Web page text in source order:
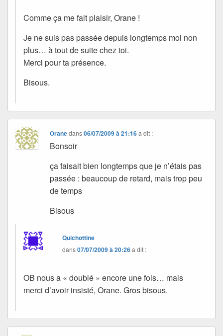
Comme ça me fait plaisir, Orane !
Je ne suis pas passée depuis longtemps moi non
plus… à tout de suite chez toi.
Merci pour ta présence.
Bisous.
Oranedans06/07/2009 à 21:16 a dit :
Bonsoir
ça faisait bien longtemps que je n’étais pas
passée : beaucoup de retard, mais trop peu
de temps
Bisous
Quichottine
dans07/07/2009 à 20:26a dit :
OB nous a « doublé » encore une fois… mais
merci d’avoir insisté, Orane. Gros bisous.